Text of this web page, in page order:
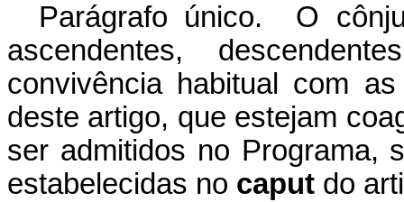
Parágrafo único. O
ascendentes,
convivência habitual com
deste artigo, que estejam
ser admitidos no Programa,
estabelecidas no caput do